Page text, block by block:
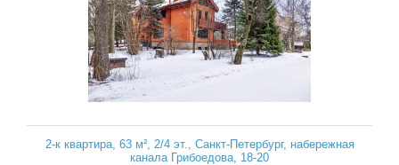
2-к квартира, 63 м², 2/4 эт., Санкт-Петербург, набережная
канала Грибоедова, 18-20